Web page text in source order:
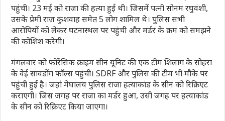
पहुंची। 23 मई को राजा की हत्या हुई थी। जिसमें पत्नी सोनम रघुवंशी,
उसके प्रेमी राज कुशवाह समेत 5 लोग शामिल थे। पुलिस सभी
आरोपियों को लेकर घटनास्थल पर पहुंची और मर्डर के क्रम को समझने
की कोशिश करेगी।
मंगलवार को फोरेंसिक क्राइम सीन यूनिट की एक टीम शिलांग के सोहरा
के वेई सावडोंग फॉल्स पहुंची। SDRF और पुलिस की टीम भी मौके पर
पहुंची हुई है। जहां मेघालय पुलिस राजा हत्याकांड के सीन को रिक्रिएट
कराएगी। जिस जगह पर राजा का मर्डर हुआ, उसी जगह पर हत्याकांड
के सीन को रिक्रिएट किया जाएगा।